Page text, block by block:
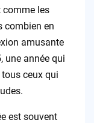
comme les
combien en
amusante
une année qui
ceux qui
est souvent